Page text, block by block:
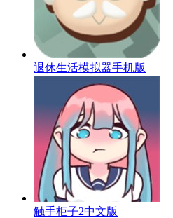
退休生活模拟器手机版
触手柜子2中文版